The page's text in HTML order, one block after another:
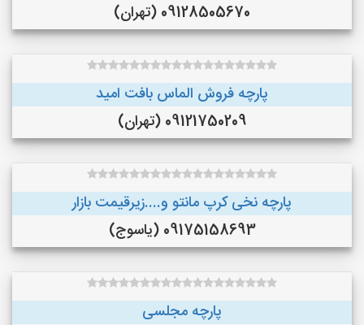
09128505670 (تهران)
پارچه فروش الماس بافت امید
09121750209 (تهران)
پارچه نخی کرپ مانتو و....زیرقیمت بازار
09175158693 (یاسوج)
پارچه مجلسی